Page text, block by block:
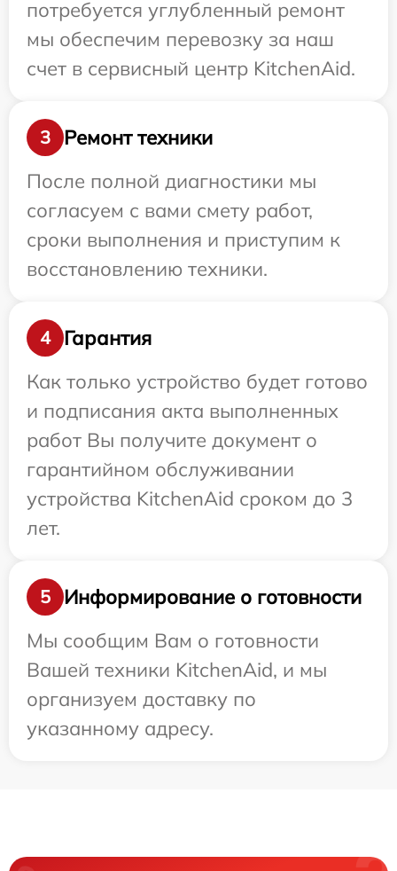
потребуется углубленный ремонт
мы обеспечим перевозку за наш
счет в сервисный центр KitchenAid.
3
Ремонт техники
После полной диагностики мы
согласуем с вами смету работ,
сроки выполнения и приступим к
восстановлению техники.
4
Гарантия
Как только устройство будет готово
и подписания акта выполненных
работ Вы получите документ о
гарантийном обслуживании
устройства KitchenAid сроком до 3
лет.
5
Информирование о готовности
Мы сообщим Вам о готовности
Вашей техники KitchenAid, и мы
организуем доставку по
указанному адресу.